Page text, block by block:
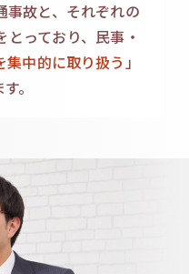
事故と、それぞれの
っており、民事・
集中的に取り扱う」
。